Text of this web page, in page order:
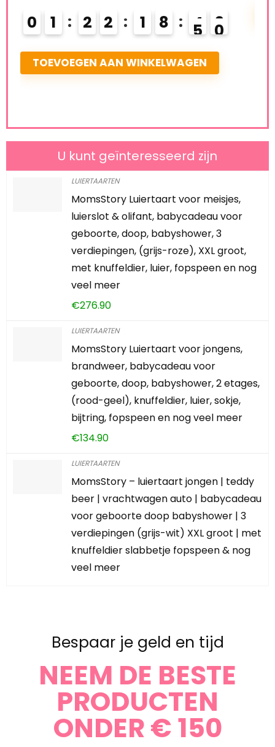
2 2 1 8 4 8
9
TOEVOEGEN AAN WINKELWAGEN
U kunt geïnteresseerd zijn
LUIERTAARTEN
MomsStory Luiertaart voor meisjes,
luierslot & olifant, babycadeau voor
geboorte, doop, babyshower, 3
verdiepingen, (grijs-roze), XXL groot,
met knuffeldier, luier, fopspeen en nog
veel meer
€276.90
LUIERTAARTEN
MomsStory Luiertaart voor jongens,
brandweer, babycadeau voor
geboorte, doop, babyshower, 2 etages,
(rood-geel), knuffeldier, luier, sokje,
bijtring, fopspeen en nog veel meer
€134.90
LUIERTAARTEN
MomsStory – luiertaart jongen | teddy
beer | vrachtwagen auto | babycadeau
voor geboorte doop babyshower | 3
verdiepingen (grijs-wit) XXL groot | met
knuffeldier slabbetje fopspeen & nog
veel meer
Bespaar je geld en tijd
NEEM DE BESTE
PRODUCTEN
ONDER € 150